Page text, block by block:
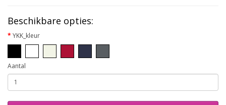
Beschikbare opties:
YKK_kleur
Aantal